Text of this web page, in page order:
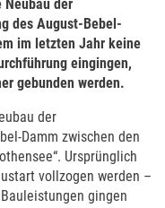
Neubau der
des August-Bebel-
im letzten Jahr keine
eingingen,
gebunden werden.
der
Damm zwischen den
Ursprünglich
vollzogen werden –
gingen